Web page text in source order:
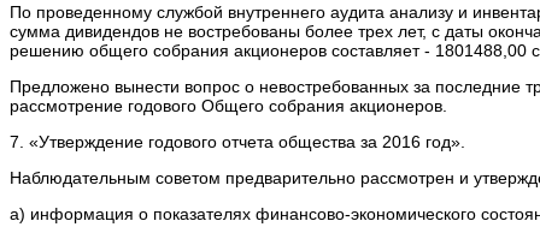
По проведенному службой внутреннего аудита анализу и
сумма дивидендов не востребованы более трех лет, с даты
решению общего собрания акционеров составляет - 1801488,00
Предложено вынести вопрос о невостребованных за последние
рассмотрение годового Общего собрания акционеров.
7. «Утверждение годового отчета общества за 2016 год».
Наблюдательным советом предварительно рассмотрен и
а) информация о показателях финансово-экономического